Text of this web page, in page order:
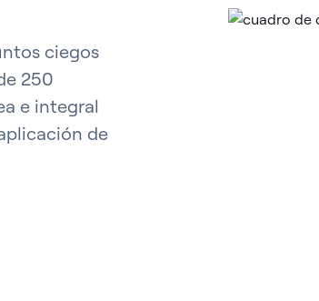
ciegos
250
e integral
de